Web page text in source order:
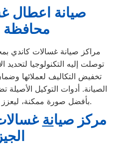
صيانة اعطال
محافظة
مراكز صيانة غسالات كاندي
توصلت إليه التكنولوجيا
تخفيض التكاليف لعملائها
الصيانة. أدوات التوكيل
بأفضل صورة ممكنة، ليعزز الثقة والرضا بين العملاء.
مركز صيانة